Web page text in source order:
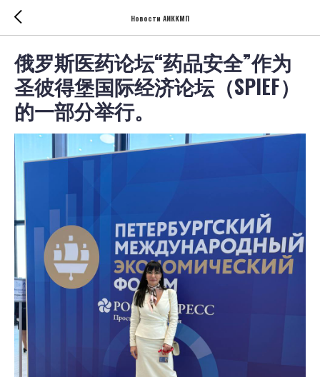
Новости АИККМП
俄罗斯医药论坛“药品安全”作为
圣彼得堡国际经济论坛（SPIEF）
的一部分举行。